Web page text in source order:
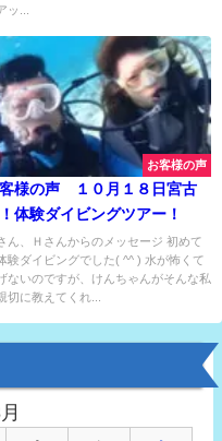
ッ...
お客様の声
様の声 １０月１８日宮古
体験ダイビングツアー！
ん、Ｈさんからのメッセージ 初めて
験ダイビングでした( ^^ ) 水が怖くて
ないのですが、けんちゃんがそんな私
切に教えてくれ...